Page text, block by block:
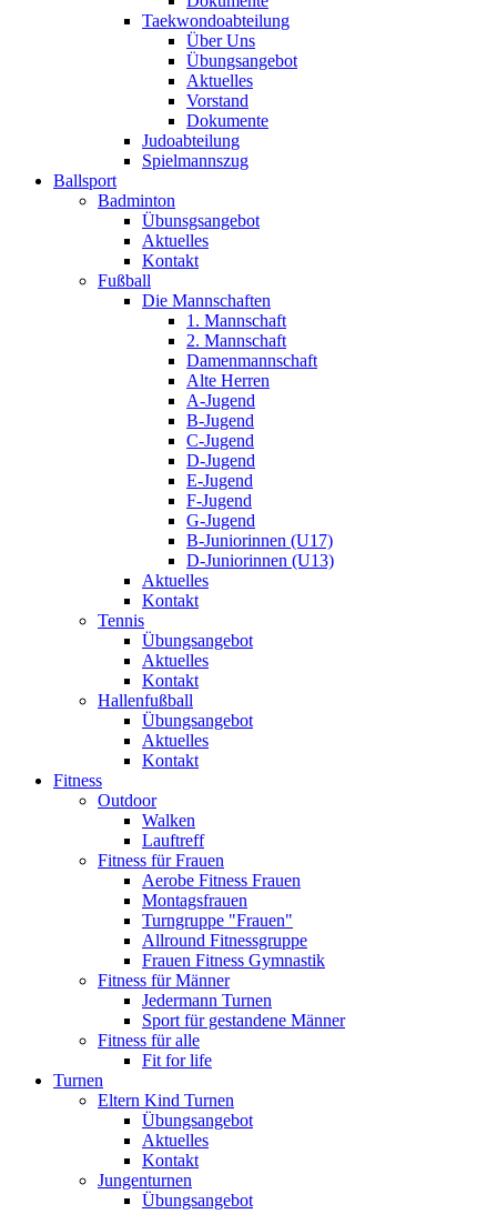
Taekwondoabteilung
Über Uns
Übungsangebot
Aktuelles
Vorstand
Dokumente
Judoabteilung
Spielmannszug
Ballsport
Badminton
Übunsgsangebot
Aktuelles
Kontakt
Fußball
Die Mannschaften
1. Mannschaft
2. Mannschaft
Damenmannschaft
Alte Herren
A-Jugend
B-Jugend
C-Jugend
D-Jugend
E-Jugend
F-Jugend
G-Jugend
B-Juniorinnen (U17)
D-Juniorinnen (U13)
Aktuelles
Kontakt
Tennis
Übungsangebot
Aktuelles
Kontakt
Hallenfußball
Übungsangebot
Aktuelles
Kontakt
Fitness
Outdoor
Walken
Lauftreff
Fitness für Frauen
Aerobe Fitness Frauen
Montagsfrauen
Turngruppe "Frauen"
Allround Fitnessgruppe
Frauen Fitness Gymnastik
Fitness für Männer
Jedermann Turnen
Sport für gestandene Männer
Fitness für alle
Fit for life
Turnen
Eltern Kind Turnen
Übungsangebot
Aktuelles
Kontakt
Jungenturnen
Übungsangebot